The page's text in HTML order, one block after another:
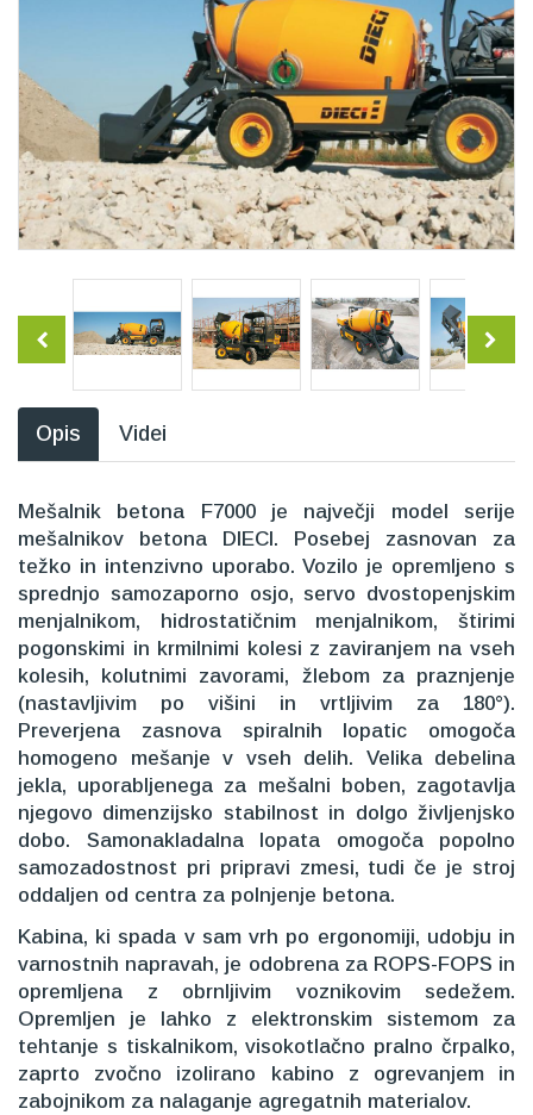
Opis Videi
Mešalnik betona F7000 je največji model serije
mešalnikov betona DIECI. Posebej zasnovan za
težko in intenzivno uporabo. Vozilo je opremljeno s
sprednjo samozaporno osjo, servo dvostopenjskim
menjalnikom, hidrostatičnim menjalnikom, štirimi
pogonskimi in krmilnimi kolesi z zaviranjem na vseh
kolesih, kolutnimi zavorami, žlebom za praznjenje
(nastavljivim po višini in vrtljivim za 180°).
Preverjena zasnova spiralnih lopatic omogoča
homogeno mešanje v vseh delih. Velika debelina
jekla, uporabljenega za mešalni boben, zagotavlja
njegovo dimenzijsko stabilnost in dolgo življenjsko
dobo. Samonakladalna lopata omogoča popolno
samozadostnost pri pripravi zmesi, tudi če je stroj
oddaljen od centra za polnjenje betona.
Kabina, ki spada v sam vrh po ergonomiji, udobju in
varnostnih napravah, je odobrena za ROPS-FOPS in
opremljena z obrnljivim voznikovim sedežem.
Opremljen je lahko z elektronskim sistemom za
tehtanje s tiskalnikom, visokotlačno pralno črpalko,
zaprto zvočno izolirano kabino z ogrevanjem in
zabojnikom za nalaganje agregatnih materialov.